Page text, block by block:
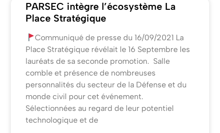
PARSEC intègre l’écosystème La
Place Stratégique
Communiqué de presse du 16/09/2021 La
Place Stratégique révélait le 16 Septembre les
lauréats de sa seconde promotion. Salle
comble et présence de nombreuses
personnalités du secteur de la Défense et du
monde civil pour cet événement.
Sélectionnées au regard de leur potentiel
technologique et de